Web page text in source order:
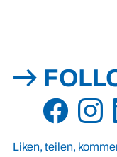
Liken, teilen,